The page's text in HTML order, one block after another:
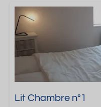
Lit Chambre n°1